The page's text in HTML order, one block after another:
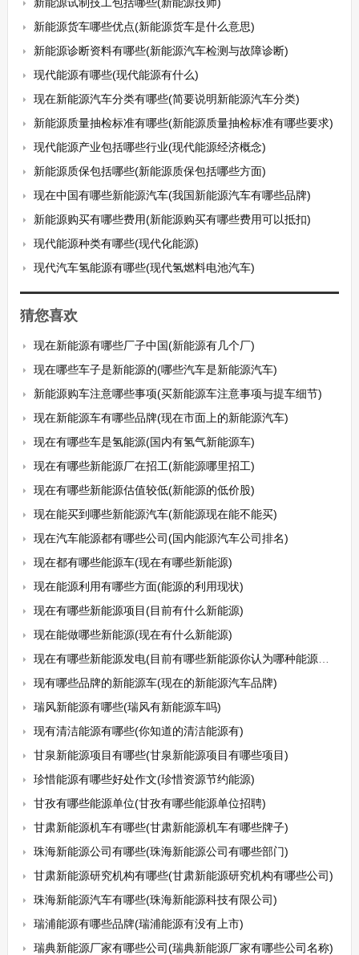
新能源货车哪些优点(新能源货车是什么意思)
新能源诊断资料有哪些(新能源汽车检测与故障诊断)
现代能源有哪些(现代能源有什么)
现在新能源汽车分类有哪些(简要说明新能源汽车分类)
新能源质量抽检标准有哪些(新能源质量抽检标准有哪些要求)
现代能源产业包括哪些行业(现代能源经济概念)
新能源质保包括哪些(新能源质保包括哪些方面)
现在中国有哪些新能源汽车(我国新能源汽车有哪些品牌)
新能源购买有哪些费用(新能源购买有哪些费用可以抵扣)
现代能源种类有哪些(现代化能源)
现代汽车氢能源有哪些(现代氢燃料电池汽车)
猜您喜欢
现在新能源有哪些厂子中国(新能源有几个厂)
现在哪些车子是新能源的(哪些汽车是新能源汽车)
新能源购车注意哪些事项(买新能源车注意事项与提车细节)
现在新能源车有哪些品牌(现在市面上的新能源汽车)
现在有哪些车是氢能源(国内有氢气新能源车)
现在有哪些新能源厂在招工(新能源哪里招工)
现在有哪些新能源估值较低(新能源的低价股)
现在能买到哪些新能源汽车(新能源现在能不能买)
现在汽车能源都有哪些公司(国内能源汽车公司排名)
现在都有哪些能源车(现在有哪些新能源)
现在能源利用有哪些方面(能源的利用现状)
现在有哪些新能源项目(目前有什么新能源)
现在能做哪些新能源(现在有什么新能源)
现在有哪些新能源发电(目前有哪些新能源你认为哪种能源的前景最好)
现有哪些品牌的新能源车(现在的新能源汽车品牌)
瑞风新能源有哪些(瑞风有新能源车吗)
现有清洁能源有哪些(你知道的清洁能源有)
甘泉新能源项目有哪些(甘泉新能源项目有哪些项目)
珍惜能源有哪些好处作文(珍惜资源节约能源)
甘孜有哪些能源单位(甘孜有哪些能源单位招聘)
甘肃新能源机车有哪些(甘肃新能源机车有哪些牌子)
珠海新能源公司有哪些(珠海新能源公司有哪些部门)
甘肃新能源研究机构有哪些(甘肃新能源研究机构有哪些公司)
珠海新能源汽车有哪些(珠海新能源科技有限公司)
瑞浦能源有哪些品牌(瑞浦能源有没有上市)
瑞典新能源厂家有哪些公司(瑞典新能源厂家有哪些公司名称)